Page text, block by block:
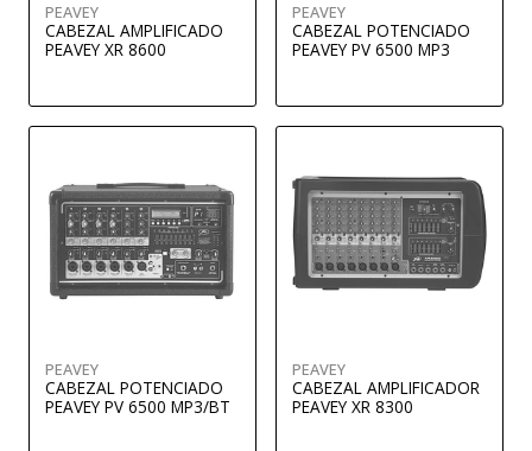
PEAVEY
CABEZAL AMPLIFICADO
PEAVEY XR 8600
PEAVEY
CABEZAL POTENCIADO
PEAVEY PV 6500 MP3
PEAVEY
CABEZAL POTENCIADO
PEAVEY PV 6500 MP3/BT
PEAVEY
CABEZAL AMPLIFICADOR
PEAVEY XR 8300